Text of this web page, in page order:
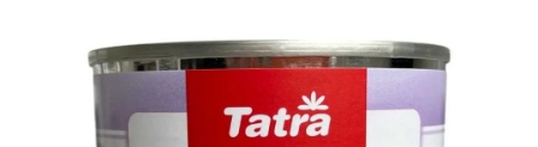
DEKORACE
PRO OSLAVY